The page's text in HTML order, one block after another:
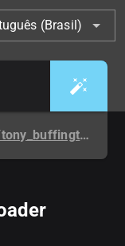
(Brasil)
https://www.ted.com/talks/tony_buffington_why_do_cats_act_so_weird